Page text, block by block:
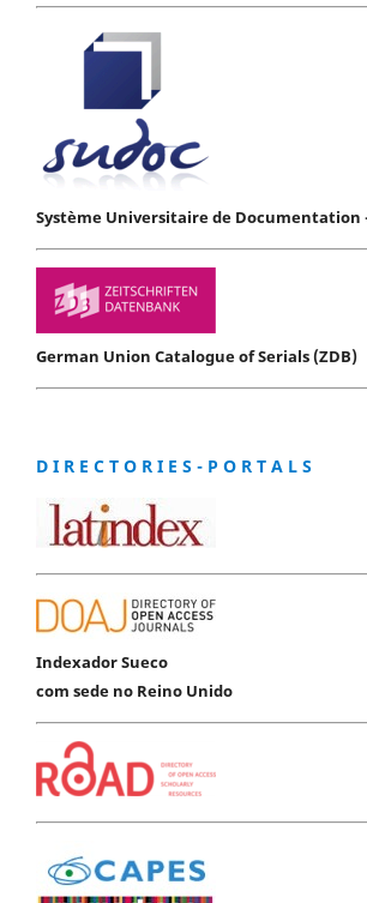
Système Universitaire de Documentation
German Union Catalogue of Serials (ZDB)
D I R E C T O R I E S - P O R T A L S
Indexador Sueco
com sede no Reino Unido